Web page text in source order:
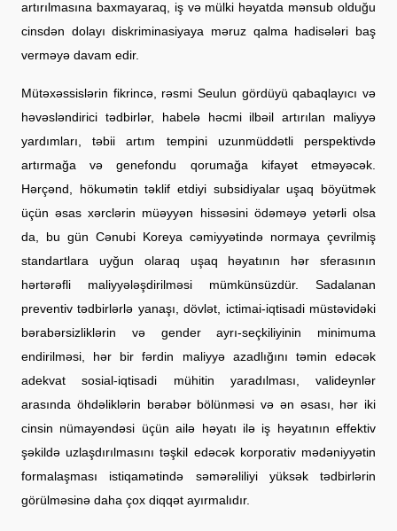
artırılmasına baxmayaraq, iş və mülki həyatda mənsub olduğu
cinsdən dolayı diskriminasiyaya məruz qalma hadisələri baş
verməyə davam edir.
Mütəxəssislərin fikrincə, rəsmi Seulun gördüyü qabaqlayıcı və
həvəsləndirici tədbirlər, habelə həcmi ilbəil artırılan maliyyə
yardımları, təbii artım tempini uzunmüddətli perspektivdə
artırmağa və genefondu qorumağa kifayət etməyəcək.
Hərçənd, hökumətin təklif etdiyi subsidiyalar uşaq böyütmək
üçün əsas xərclərin müəyyən hissəsini ödəməyə yetərli olsa
da, bu gün Cənubi Koreya cəmiyyətində normaya çevrilmiş
standartlara uyğun olaraq uşaq həyatının hər sferasının
hərtərəfli maliyyələşdirilməsi mümkünsüzdür. Sadalanan
preventiv tədbirlərlə yanaşı, dövlət, ictimai-iqtisadi müstəvidəki
bərabərsizliklərin və gender ayrı-seçkiliyinin minimuma
endirilməsi, hər bir fərdin maliyyə azadlığını təmin edəcək
adekvat sosial-iqtisadi mühitin yaradılması, valideynlər
arasında öhdəliklərin bərabər bölünməsi və ən əsası, hər iki
cinsin nümayəndəsi üçün ailə həyatı ilə iş həyatının effektiv
şəkildə uzlaşdırılmasını təşkil edəcək korporativ mədəniyyətin
formalaşması istiqamətində səmərəliliyi yüksək tədbirlərin
görülməsinə daha çox diqqət ayırmalıdır.